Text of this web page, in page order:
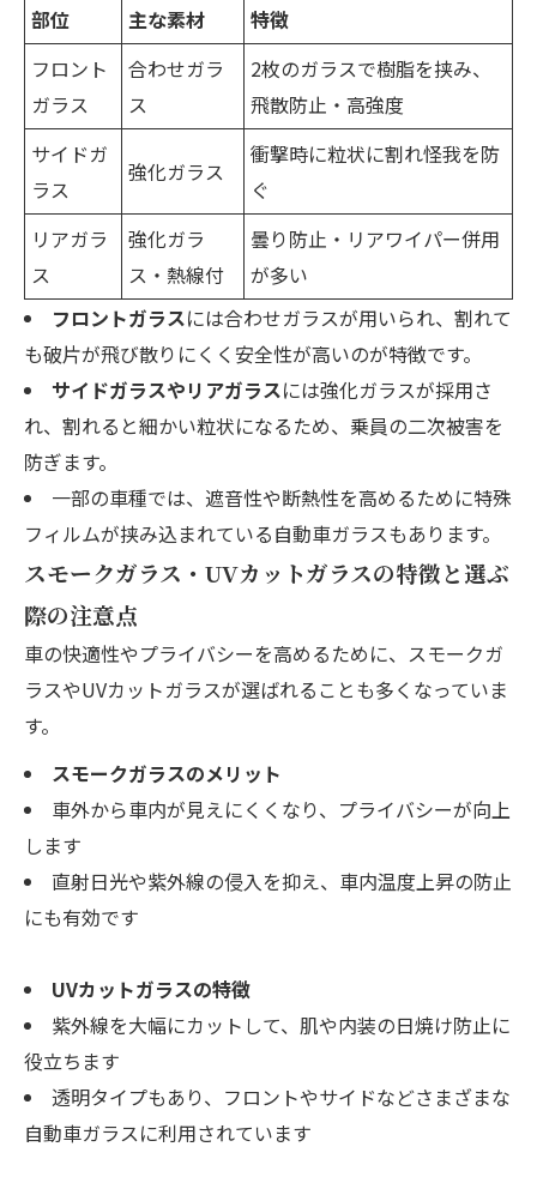
部位 主な素材
特徴
フロント
ガラス
合わせガラ
ス
2枚のガラスで樹脂を挟み、
飛散防止・高強度
サイドガ
ラス
強化ガラス
衝撃時に粒状に割れ怪我を防
ぐ
リアガラ
ス
強化ガラ
ス・熱線付
曇り防止・リアワイパー併用
が多い
フロントガラスには合わせガラスが用いられ、割れて
も破片が飛び散りにくく安全性が高いのが特徴です。
サイドガラスやリアガラスには強化ガラスが採用さ
れ、割れると細かい粒状になるため、乗員の二次被害を
防ぎます。
一部の車種では、遮音性や断熱性を高めるために特殊
フィルムが挟み込まれている自動車ガラスもあります。
スモークガラス・UVカットガラスの特徴と選ぶ
際の注意点
車の快適性やプライバシーを高めるために、スモークガ
ラスやUVカットガラスが選ばれることも多くなっていま
す。
スモークガラスのメリット
車外から車内が見えにくくなり、プライバシーが向上
します
直射日光や紫外線の侵入を抑え、車内温度上昇の防止
にも有効です
UVカットガラスの特徴
紫外線を大幅にカットして、肌や内装の日焼け防止に
役立ちます
透明タイプもあり、フロントやサイドなどさまざまな
自動車ガラスに利用されています